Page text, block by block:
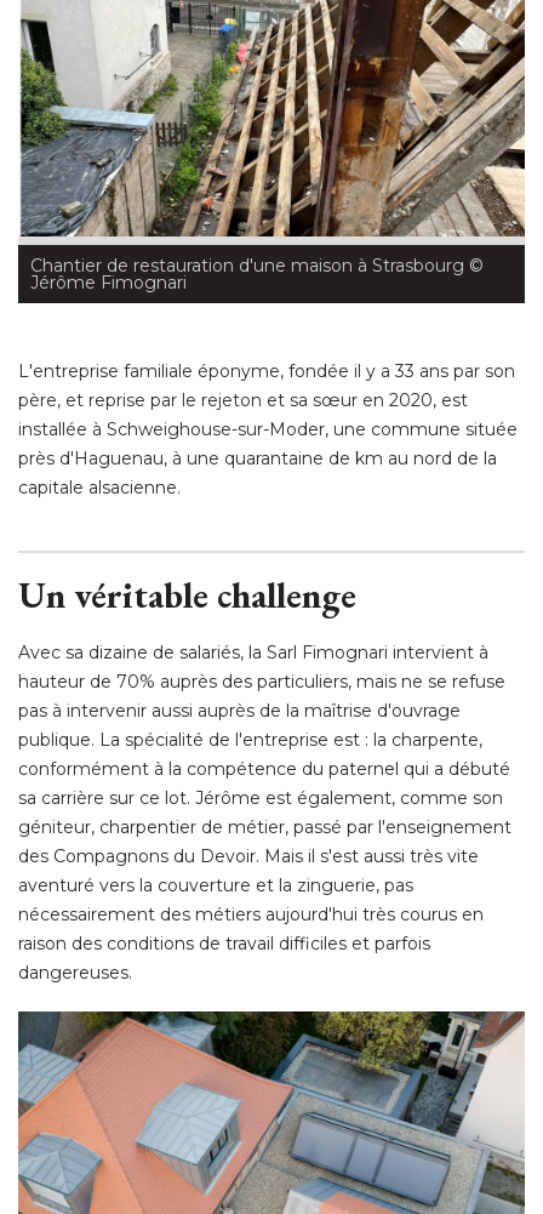
Chantier de restauration d'une maison à Strasbourg ©
Jérôme Fimognari
L'entreprise familiale éponyme, fondée il y a 33 ans par son
père, et reprise par le rejeton et sa sœur en 2020, est
installée à Schweighouse-sur-Moder, une commune située
près d'Haguenau, à une quarantaine de km au nord de la
capitale alsacienne.
Un véritable challenge
Avec sa dizaine de salariés, la Sarl Fimognari intervient à
hauteur de 70% auprès des particuliers, mais ne se refuse
pas à intervenir aussi auprès de la maîtrise d'ouvrage
publique. La spécialité de l'entreprise est : la charpente,
conformément à la compétence du paternel qui a débuté
sa carrière sur ce lot. Jérôme est également, comme son
géniteur, charpentier de métier, passé par l'enseignement
des Compagnons du Devoir. Mais il s'est aussi très vite
aventuré vers la couverture et la zinguerie, pas
nécessairement des métiers aujourd'hui très courus en
raison des conditions de travail difficiles et parfois
dangereuses.